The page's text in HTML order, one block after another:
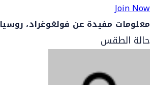
Join Now
معلومات مفيدة عن فولغوغراد، روسيا
حالة الطقس